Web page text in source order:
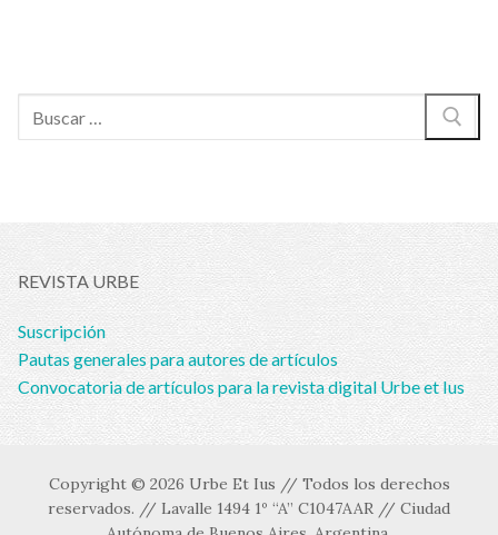
REVISTA URBE
Suscripción
Pautas generales para autores de artículos
Convocatoria de artículos para la revista digital Urbe et Ius
Copyright © 2026 Urbe Et Ius // Todos los derechos
reservados. // Lavalle 1494 1º “A” C1047AAR // Ciudad